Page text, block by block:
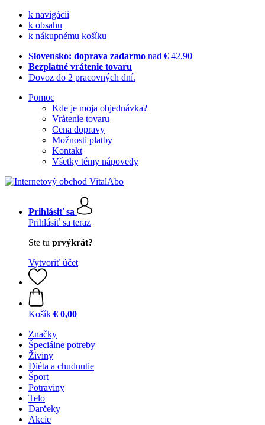
k navigácii
k obsahu
k nákupnému košíku
Slovensko: doprava zadarmo nad € 42,90
Bezplatné vrátenie tovaru
Dovoz do 2 pracovných dní.
Pomoc
Kde je moja objednávka?
Vrátenie tovaru
Cena dopravy
Možnosti platby
Kontakt
Všetky témy nápovedy
Prihlásiť sa
Prihlásiť sa teraz
Ste tu prvýkrát?
Vytvoriť účet
Košík € 0,00
Značky
Špeciálne potreby
Živiny
Diéta a chudnutie
Šport
Potraviny
Telo
Darčeky
Akcie